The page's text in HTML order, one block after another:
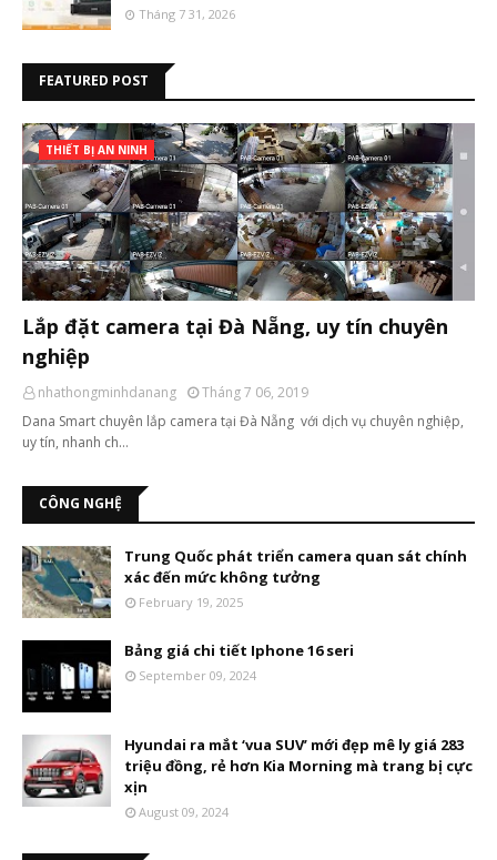
Tháng 7 31, 2026
FEATURED POST
THIẾT BỊ AN NINH
Lắp đặt camera tại Đà Nẵng, uy tín chuyên
nghiệp
nhathongminhdanang
Tháng 7 06, 2019
Dana Smart chuyên lắp camera tại Đà Nẵng với dịch vụ chuyên nghiệp,
uy tín, nhanh ch…
CÔNG NGHỆ
Trung Quốc phát triển camera quan sát chính
xác đến mức không tưởng
February 19, 2025
Bảng giá chi tiết Iphone 16 seri
September 09, 2024
Hyundai ra mắt ‘vua SUV’ mới đẹp mê ly giá 283
triệu đồng, rẻ hơn Kia Morning mà trang bị cực
xịn
August 09, 2024